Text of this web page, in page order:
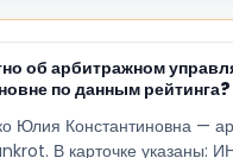
об арбитражном
по данным рейтинга?
Юлия Константиновна —
В карточке указаны: